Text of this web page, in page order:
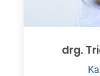
drg.